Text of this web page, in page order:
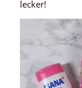
lecker!